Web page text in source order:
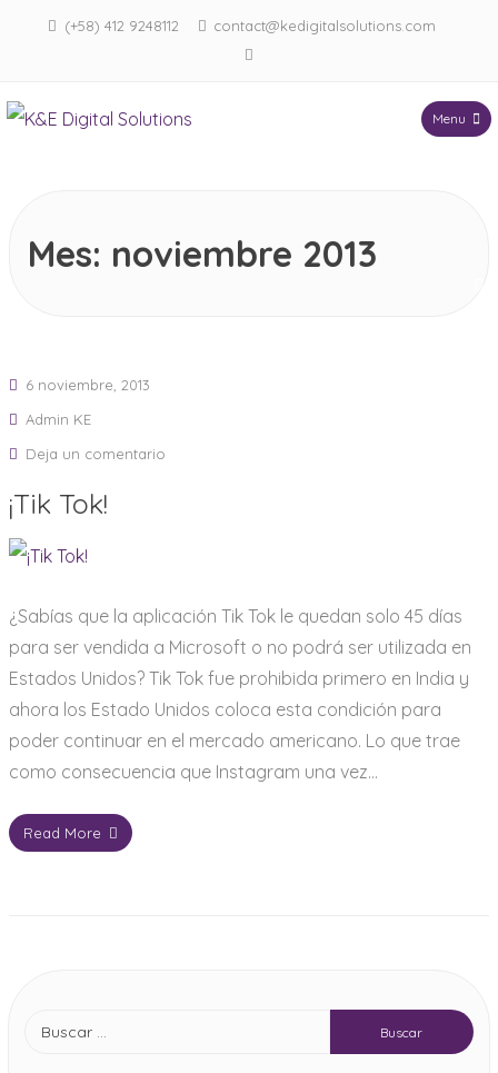
(+58) 412 9248112 contact@kedigitalsolutions.com
Menu
Mes: noviembre 2013
6 noviembre, 2013
Admin KE
Deja un comentario
¡Tik Tok!
¿Sabías que la aplicación Tik Tok le quedan solo 45 días
para ser vendida a Microsoft o no podrá ser utilizada en
Estados Unidos? Tik Tok fue prohibida primero en India y
ahora los Estado Unidos coloca esta condición para
poder continuar en el mercado americano. Lo que trae
como consecuencia que Instagram una vez…
Read More